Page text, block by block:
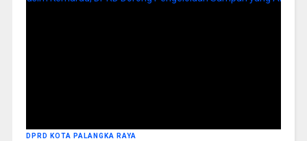
DPRD KOTA PALANGKA RAYA